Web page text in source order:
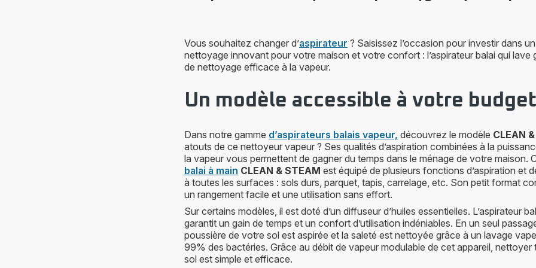
Vous souhaitez changer d’aspirateur ? Saisissez l’occasion pour investir dans
nettoyage innovant pour votre maison et votre confort : l’aspirateur balai qui lave
de nettoyage efficace à la vapeur.
Un modèle accessible à votre budget
Dans notre gamme d’aspirateurs balais vapeur, découvrez le modèle CLEAN
atouts de ce nettoyeur vapeur ? Ses qualités d’aspiration combinées à la
la vapeur vous permettent de gagner du temps dans le ménage de votre maison.
balai à main CLEAN & STEAM est équipé de plusieurs fonctions d’aspiration et
à toutes les surfaces : sols durs, parquet, tapis, carrelage, etc. Son petit format
un rangement facile et une utilisation sans effort.
Sur certains modèles, il est doté d’un diffuseur d’huiles essentielles. L’aspirateur
garantit un gain de temps et un confort d’utilisation indéniables. En un seul
poussière de votre sol est aspirée et la saleté est nettoyée grâce à un lavage
99% des bactéries. Grâce au débit de vapeur modulable de cet appareil, nettoyer
sol est simple et efficace.